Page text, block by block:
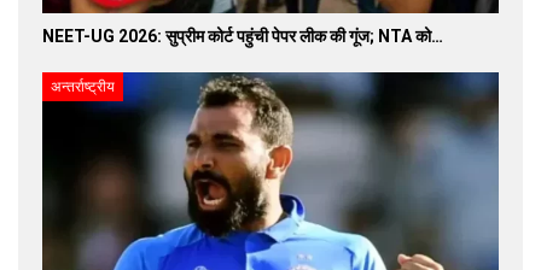
NEET-UG 2026: सुप्रीम कोर्ट पहुंची पेपर लीक की गूंज; NTA को…
अन्तर्राष्ट्रीय